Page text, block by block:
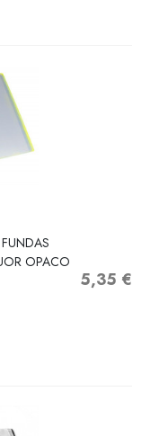
OPACO
Precio
5,35 €